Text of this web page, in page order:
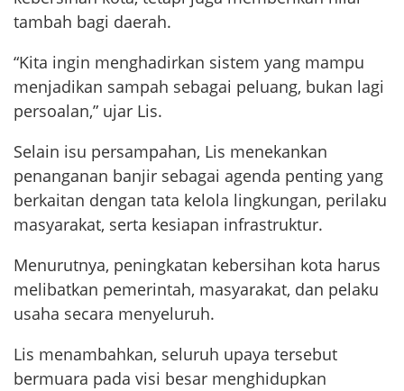
tambah bagi daerah.
“Kita ingin menghadirkan sistem yang mampu
menjadikan sampah sebagai peluang, bukan lagi
persoalan,” ujar Lis.
Selain isu persampahan, Lis menekankan
penanganan banjir sebagai agenda penting yang
berkaitan dengan tata kelola lingkungan, perilaku
masyarakat, serta kesiapan infrastruktur.
Menurutnya, peningkatan kebersihan kota harus
melibatkan pemerintah, masyarakat, dan pelaku
usaha secara menyeluruh.
Lis menambahkan, seluruh upaya tersebut
bermuara pada visi besar menghidupkan